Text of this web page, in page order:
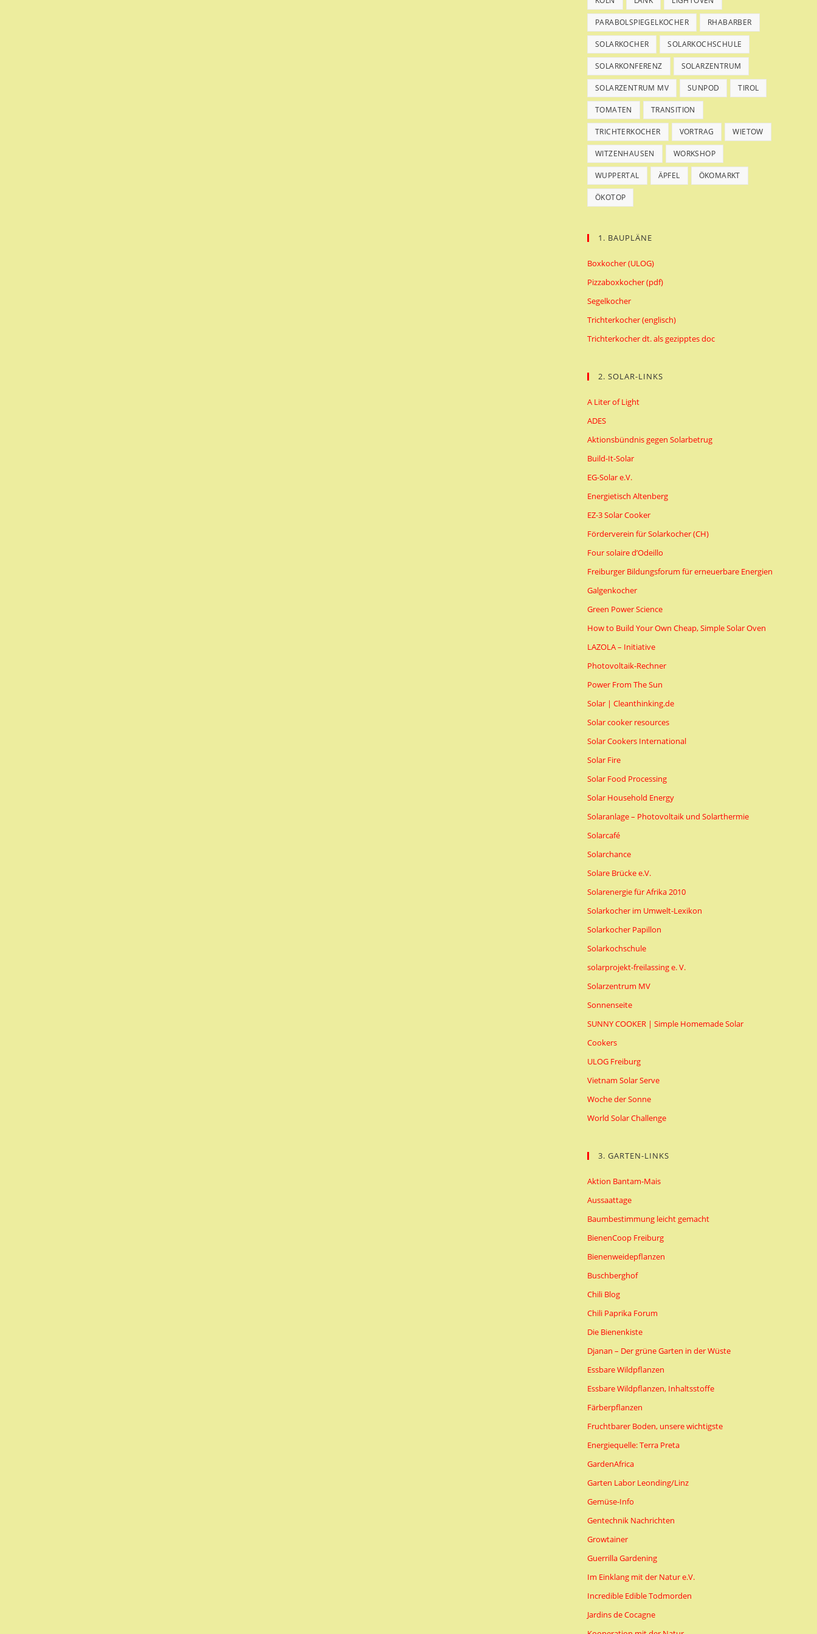
PARABOLSPIEGELKOCHER RHABARBER
SOLARKOCHER SOLARKOCHSCHULE
SOLARKONFERENZ SOLARZENTRUM
SOLARZENTRUM MV SUNPOD TIROL
TOMATEN TRANSITION
TRICHTERKOCHER VORTRAG WIETOW
WITZENHAUSEN WORKSHOP
WUPPERTAL ÄPFEL ÖKOMARKT
ÖKOTOP
1. BAUPLÄNE
Boxkocher (ULOG)
Pizzaboxkocher (pdf)
Segelkocher
Trichterkocher (englisch)
Trichterkocher dt. als gezipptes doc
2. SOLAR-LINKS
A Liter of Light
ADES
Aktionsbündnis gegen Solarbetrug
Build-It-Solar
EG-Solar e.V.
Energietisch Altenberg
EZ-3 Solar Cooker
Förderverein für Solarkocher (CH)
Four solaire d’Odeillo
Freiburger Bildungsforum für erneuerbare Energien
Galgenkocher
Green Power Science
How to Build Your Own Cheap, Simple Solar Oven
LAZOLA – Initiative
Photovoltaik-Rechner
Power From The Sun
Solar | Cleanthinking.de
Solar cooker resources
Solar Cookers International
Solar Fire
Solar Food Processing
Solar Household Energy
Solaranlage – Photovoltaik und Solarthermie
Solarcafé
Solarchance
Solare Brücke e.V.
Solarenergie für Afrika 2010
Solarkocher im Umwelt-Lexikon
Solarkocher Papillon
Solarkochschule
solarprojekt-freilassing e. V.
Solarzentrum MV
Sonnenseite
SUNNY COOKER | Simple Homemade Solar
Cookers
ULOG Freiburg
Vietnam Solar Serve
Woche der Sonne
World Solar Challenge
3. GARTEN-LINKS
Aktion Bantam-Mais
Aussaattage
Baumbestimmung leicht gemacht
BienenCoop Freiburg
Bienenweidepflanzen
Buschberghof
Chili Blog
Chili Paprika Forum
Die Bienenkiste
Djanan – Der grüne Garten in der Wüste
Essbare Wildpflanzen
Essbare Wildpflanzen, Inhaltsstoffe
Färberpflanzen
Fruchtbarer Boden, unsere wichtigste
Energiequelle: Terra Preta
GardenAfrica
Garten Labor Leonding/Linz
Gemüse-Info
Gentechnik Nachrichten
Growtainer
Guerrilla Gardening
Im Einklang mit der Natur e.V.
Incredible Edible Todmorden
Jardins de Cocagne